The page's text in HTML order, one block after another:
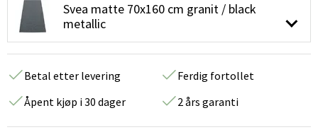
Svea matte 70x160 cm granit / black
metallic
Betal etter levering
Ferdig fortollet
Åpent kjøp i 30 dager
2 års garanti